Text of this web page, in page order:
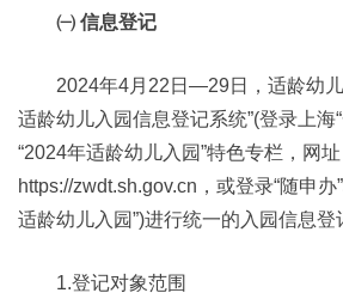
㈠ 信息登记
2024年4月22日—29日，适龄幼儿
适龄幼儿入园信息登记系统”(登录上海
“2024年适龄幼儿入园”特色专栏，网址
https://zwdt.sh.gov.cn，或登录“随申办
适龄幼儿入园”)进行统一的入园信息登
1.登记对象范围